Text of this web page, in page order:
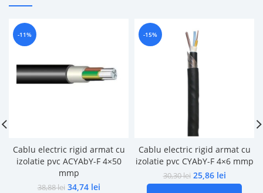
-11%
Cablu electric rigid armat cu
izolatie pvc ACYAbY-F 4×50
mmp
38,88lei 34,74 lei
-15%
Cablu electric rigid armat cu
izolatie pvc CYAbY-F 4×6 mmp
30,30lei 25,86 lei